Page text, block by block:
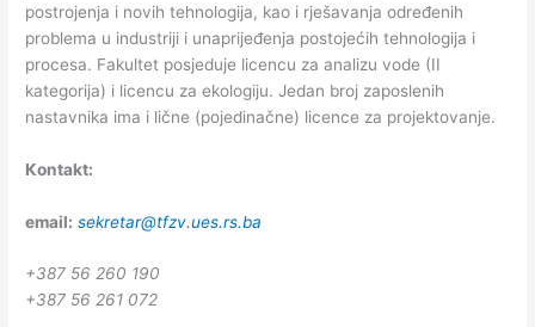
postrojenja i novih tehnologija, kao i rješavanja određenih
problema u industriji i unaprijeđenja postojećih tehnologija i
procesa. Fakultet posjeduje licencu za analizu vode (II
kategorija) i licencu za ekologiju. Jedan broj zaposlenih
nastavnika ima i lične (pojedinačne) licence za projektovanje.
Кontakt:
email: sekretar@tfzv.ues.rs.ba
+387 56 260 190
+387 56 261 072